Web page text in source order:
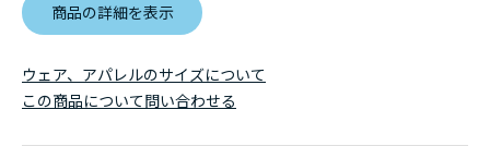
商品の詳細を表示
ウェア、アパレルのサイズについて
この商品について問い合わせる